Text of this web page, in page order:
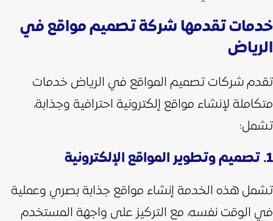
خدمات تقدمها شركة تصميم مواقع في
الرياض
تقدم شركات تصميم المواقع في الرياض خدمات
متكاملة لإنشاء مواقع إلكترونية احترافية وجذابة،
تشمل:
1. تصميم وتطوير المواقع الإلكترونية
تشمل هذه الخدمة إنشاء مواقع جذابة بصري وعملية
في الوقت نفسه، مع التركيز على واجهة المستخدم